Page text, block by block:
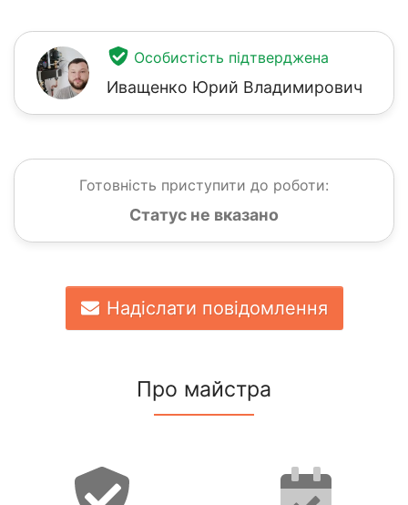
Особистість підтверджена
Иващенко Юрий Владимирович
Готовність приступити до роботи:
Статус не вказано
Надіслати повідомлення
Про майстра